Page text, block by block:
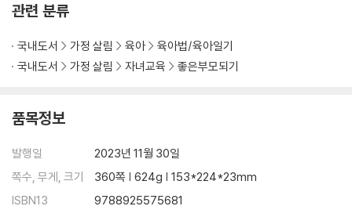
참고문헌
관련 분류
국내도서 가정 살림 육아
육아법/육아일기
국내도서
가정 살림 자녀교육 좋은부모되기
품목정보
발행일
2023년 11월 30일
쪽수, 무게, 크기
360쪽 | 624g | 153*224*23mm
ISBN13
9788925575681